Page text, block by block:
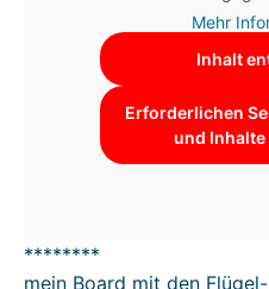
Mehr
Inhalt
Erforderlichen
und
********
mein Board mit den